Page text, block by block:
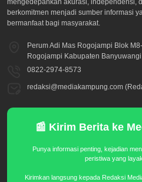
mengedepankan akurasi, independensi,
berkomitmen menjadi sumber informasi
bermanfaat bagi masyarakat.
Perum Adi Mas Rogojampi Blok
Rogojampi Kabupaten
0822-2974-8573
redaksi@mediakampung.com
📰 Kirim Berita ke
Punya informasi penting, kejadian
peristiwa yang
Kirimkan langsung kepada Redaksi